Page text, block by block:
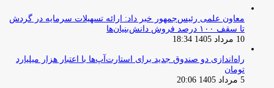
معاون علمی رئیس‌جمهور خبر داد: ارائه تسهیلات سرمایه در گردش
تا سقف ۱۰۰ درصد فروش دانش‌بنیان‌ها
10 مرداد 1405 18:34
راه‌اندازی دو صندوق جدید برای استارت‌آپ‌ها با اعتبار هزار میلیارد
تومان
5 مرداد 1405 20:06